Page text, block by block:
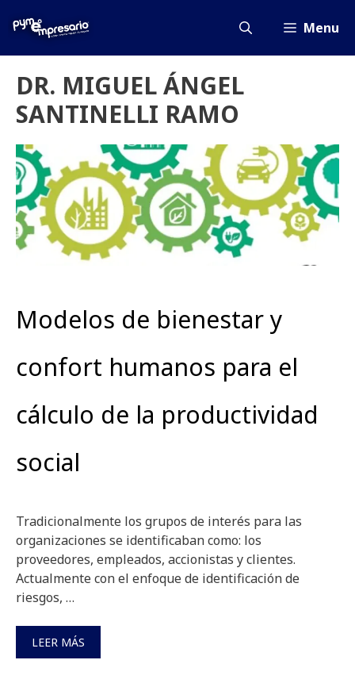
Menu
DR. MIGUEL ÁNGEL
SANTINELLI RAMO
Modelos de bienestar y
confort humanos para el
cálculo de la productividad
social
Tradicionalmente los grupos de interés para las
organizaciones se identificaban como: los
proveedores, empleados, accionistas y clientes.
Actualmente con el enfoque de identificación de
riesgos, …
LEER MÁS